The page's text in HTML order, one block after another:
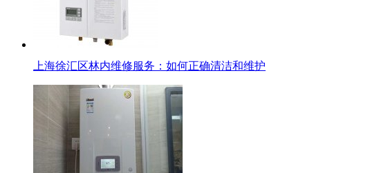
上海徐汇区林内维修服务：如何正确清洁和维护